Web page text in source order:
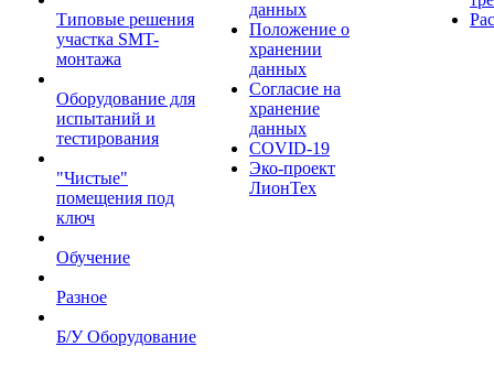
Типовые решения
участка SMT-
монтажа
Оборудование для
испытаний и
тестирования
"Чистые"
помещения под
ключ
Обучение
Разное
Б/У Оборудование
данных
Положение о
хранении
данных
Согласие на
хранение
данных
COVID-19
Эко-проект
ЛионТех